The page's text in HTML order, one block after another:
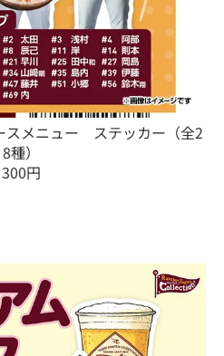
スメニュー ステッカー（全2
8種）
300円